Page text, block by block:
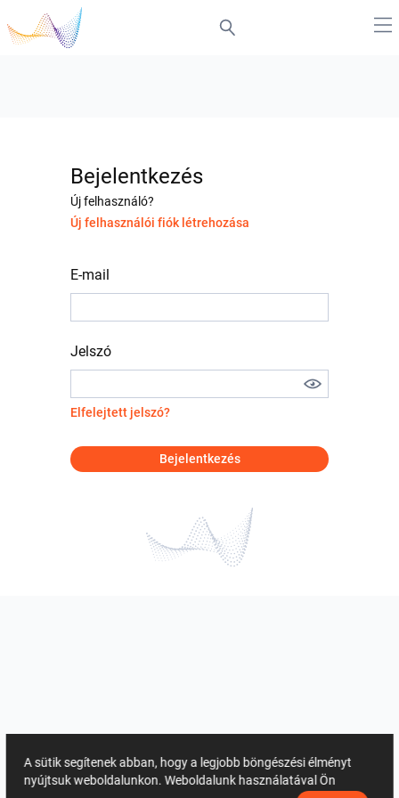
Bejelentkezés
Új felhasználó?
Új felhasználói fiók létrehozása
E-mail
Jelszó
Elfelejtett jelszó?
Bejelentkezés
A sütik segítenek abban, hogy a legjobb böngészési élményt
nyújtsuk weboldalunkon. Weboldalunk használatával Ön